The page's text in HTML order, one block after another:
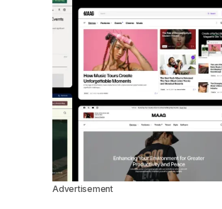
Advertisement